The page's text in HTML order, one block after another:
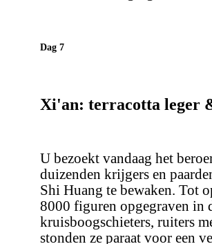
Dag 7
Xi'an: terracotta leger
U bezoekt vandaag het
duizenden krijgers en
Shi Huang te bewaken. Tot
8000 figuren opgegraven in
kruisboogschieters, ruiters
stonden ze paraat voor een